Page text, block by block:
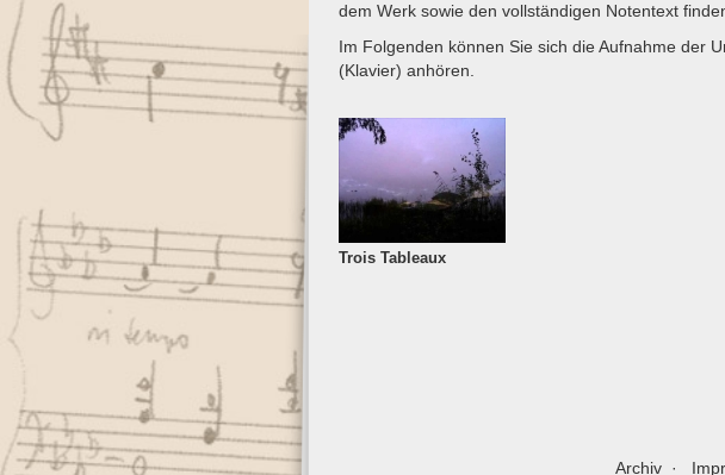
dem Werk sowie den vollständigen Notentext
Im Folgenden können Sie sich die Aufnahme der
(Klavier) anhören.
Trois Tableaux
Archiv